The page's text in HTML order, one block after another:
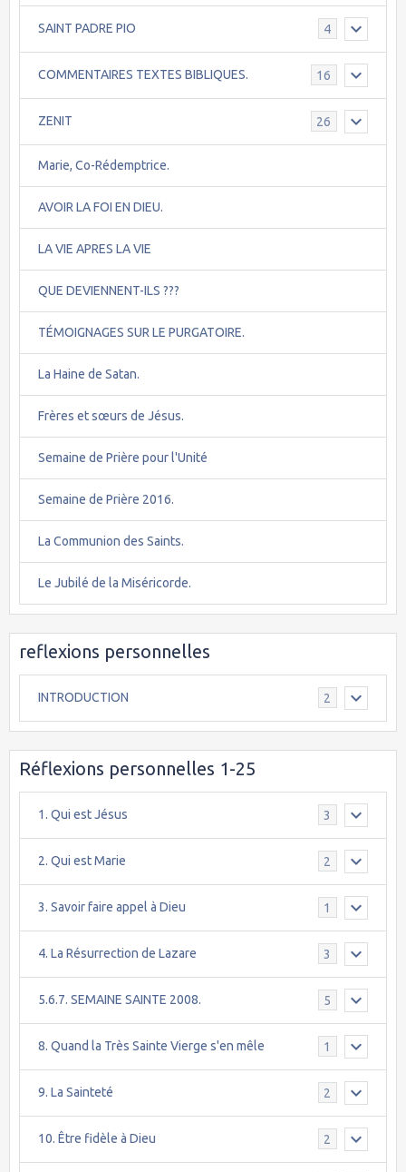
SAINT PADRE PIO 4
COMMENTAIRES TEXTES BIBLIQUES. 16
ZENIT 26
Marie, Co-Rédemptrice.
AVOIR LA FOI EN DIEU.
LA VIE APRES LA VIE
QUE DEVIENNENT-ILS ???
TÉMOIGNAGES SUR LE PURGATOIRE.
La Haine de Satan.
Frères et sœurs de Jésus.
Semaine de Prière pour l'Unité
Semaine de Prière 2016.
La Communion des Saints.
Le Jubilé de la Miséricorde.
reflexions personnelles
INTRODUCTION 2
Réflexions personnelles 1-25
1. Qui est Jésus 3
2. Qui est Marie 2
3. Savoir faire appel à Dieu 1
4. La Résurrection de Lazare 3
5.6.7. SEMAINE SAINTE 2008. 5
8. Quand la Très Sainte Vierge s'en mêle 1
9. La Sainteté 2
10. Être fidèle à Dieu 2